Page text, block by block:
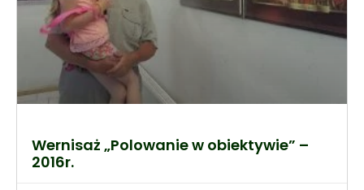
Wernisaż „Polowanie w obiektywie” –
2016r.